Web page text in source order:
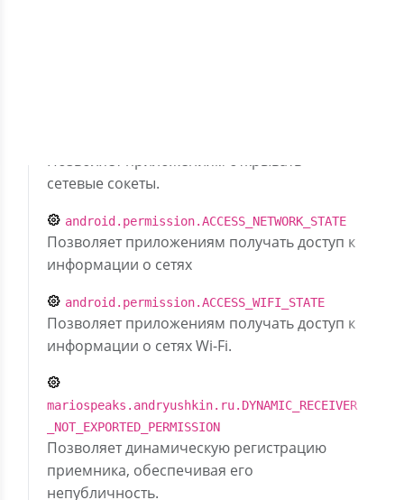
Позволяет приложениям открывать
сетевые сокеты.
android.permission.ACCESS_NETWORK_STATE
Позволяет приложениям получать доступ к
информации о сетях
android.permission.ACCESS_WIFI_STATE
Позволяет приложениям получать доступ к
информации о сетях Wi-Fi.
mariospeaks.andryushkin.ru.DYNAMIC_RECEIVER
_NOT_EXPORTED_PERMISSION
Позволяет динамическую регистрацию
приемника, обеспечивая его
непубличность.